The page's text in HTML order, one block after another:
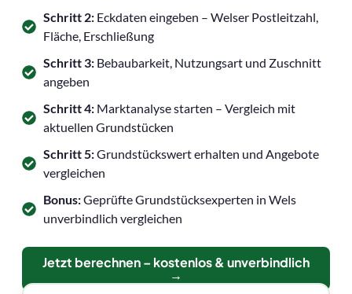
Schritt 2: Eckdaten eingeben – Welser Postleitzahl,
Fläche, Erschließung
Schritt 3: Bebaubarkeit, Nutzungsart und Zuschnitt
angeben
Schritt 4: Marktanalyse starten – Vergleich mit
aktuellen Grundstücken
Schritt 5:Grundstückswert erhalten und Angebote
vergleichen
Bonus:Geprüfte Grundstücksexperten in Wels
unverbindlich vergleichen
Jetzt berechnen – kostenlos & unverbindlich
→